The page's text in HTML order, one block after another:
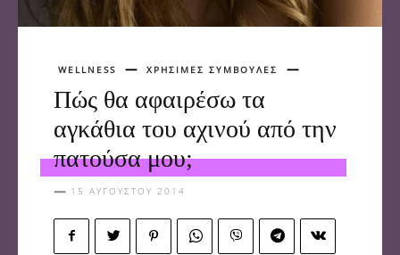
WELLNESS ΧΡΗΣΙΜΕΣ ΣΥΜΒΟΥΛΕΣ
Πώς θα αφαιρέσω τα
αγκάθια του αχινού από την
πατούσα μου;
15 ΑΥΓΟΎΣΤΟΥ 2014